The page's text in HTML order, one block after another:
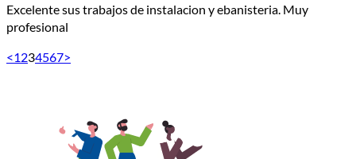
Excelente sus trabajos de instalacion y ebanisteria. Muy
profesional
<1234567>